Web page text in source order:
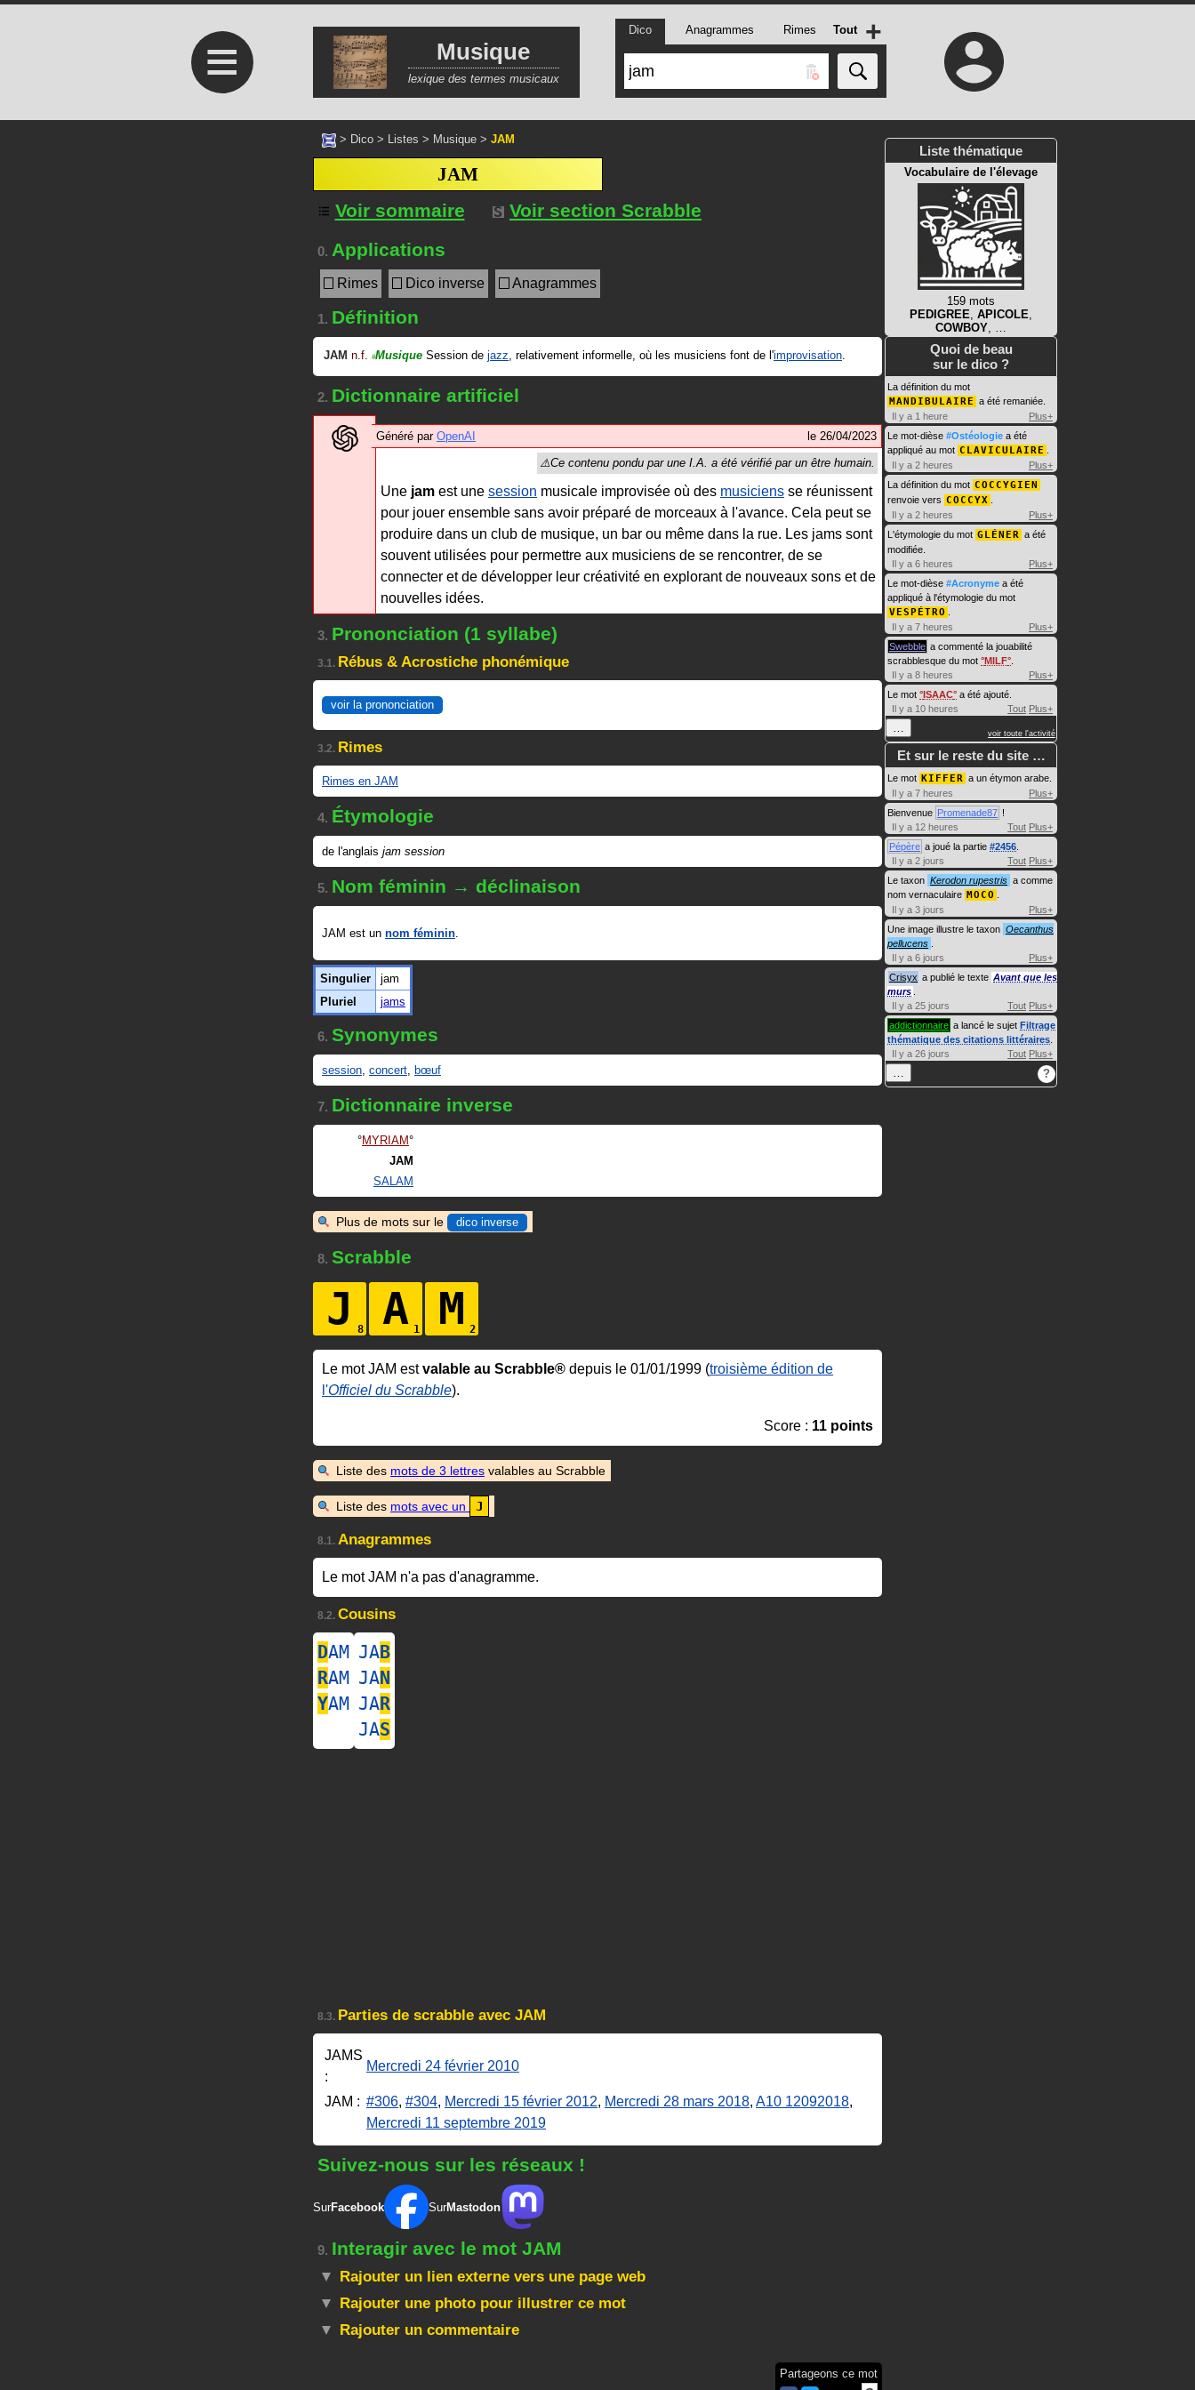
≡ Musique
lexique des termes musicaux
Dico Anagrammes Rimes Tout +
> Dico > Listes > Musique > JAM
JAM
Voir sommaire
Voir section Scrabble
0. Applications
Rimes Dico inverse Anagrammes
1. Définition
JAM n.f. #Musique Session de jazz, relativement informelle, où les musiciens font de l'improvisation.
2. Dictionnaire artificiel
Généré par OpenAI le 26/04/2023
Une jam est une session musicale improvisée où des musiciens se réunissent
pour jouer ensemble sans avoir préparé de morceaux à l'avance. Cela peut se
produire dans un club de musique, un bar ou même dans la rue. Les jams sont
souvent utilisées pour permettre aux musiciens de se rencontrer, de se
connecter et de développer leur créativité en explorant de nouveaux sons et de
nouvelles idées.
3. Prononciation (1 syllabe)
3.1. Rébus & Acrostiche phonémique
voir la prononciation
3.2. Rimes
Rimes en JAM
4. Étymologie
de l'anglais jam session
5. Nom féminin → déclinaison
JAM est un nom féminin.
Singulier
jam
Pluriel
jams
6. Synonymes
session, concert, bœuf
7. Dictionnaire inverse
MYRIAM
JAM
SALAM
Plus de mots sur le dico inverse
8. Scrabble
J A M
Le mot JAM estvalable au Scrabble® depuis le 01/01/1999 (troisième édition de
l'Officiel du Scrabble).
Score : 11 points
Liste des mots de 3 lettres valables au Scrabble
Liste des mots avec un J
8.1. Anagrammes
Le mot JAM n'a pas d'anagramme.
8.2. Cousins
DAM
RAM
YAM
JAB
JAN
JAR
JAS
8.3. Parties de scrabble avec JAM
JAMS
:
Mercredi 24 février 2010
JAM : #306, #304, Mercredi 15 février 2012, Mercredi 28 mars 2018, A10 12092018,
Mercredi 11 septembre 2019
Suivez-nous sur les réseaux !
SurFacebook SurMastodon
9. Interagir avec le mot JAM
Rajouter un lien externe vers une page web
Rajouter une photo pour illustrer ce mot
Rajouter un commentaire
Partageons ce mot
Liste thématique
Vocabulaire de l'élevage
159 mots
PEDIGREE, APICOLE,
COWBOY, …
Quoi de beau
sur le dico ?
La définition du mot
MANDIBULAIRE a été remaniée.
Il y a 1 heure
Plus+
Le mot-dièse #Ostéologie a été
appliqué au mot CLAVICULAIRE
Il y a 2 heures
Plus+
La définition du mot COCCYGIEN
renvoie vers COCCYX
Il y a 2 heures
Plus+
L'étymologie du mot GLÉNER a été
modifiée.
Il y a 6 heures
Plus+
Le mot-dièse #Acronyme a été
appliqué à l'étymologie du mot
VESPÉTRO
Il y a 7 heures
Plus+
Swebble a commenté la jouabilité
scrabblesque du mot MILF
Il y a 8 heures
Plus+
Le mot ISAAC a été ajouté.
Il y a 10 heures
Tout Plus+
… voir toute l'activité
Et sur le reste du site …
Le mot KIFFER a un étymon arabe.
Il y a 7 heures
Plus+
Bienvenue Promenade87 !
Il y a 12 heures
Tout Plus+
Pépère a joué la partie #2456
Il y a 2 jours
Tout Plus+
Le taxon Kerodon rupestris a comme
nom vernaculaire MOCO
Il y a 3 jours
Plus+
Une image illustre le taxon Oecanthus
pellucens
Il y a 6 jours
Plus+
Crisyx a publié le texte Avant que les
murs
Il y a 25 jours
Tout Plus+
addictionnaire a lancé le sujet Filtrage
thématique des citations littéraires
Il y a 26 jours
Tout Plus+
… ?